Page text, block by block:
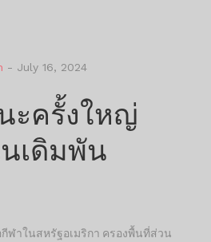
- July 16, 2024
ะครั้งใหญ่
เดิมพัน
ฬาในสหรัฐอเมริกา ครองพื้นที่ส่วน